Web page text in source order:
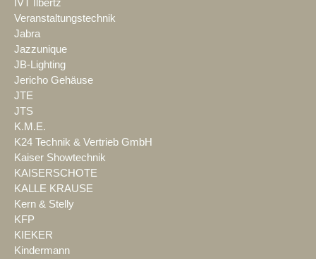
IVT Ilbertz
Veranstaltungstechnik
Jabra
Jazzunique
JB-Lighting
Jericho Gehäuse
JTE
JTS
K.M.E.
K24 Technik & Vertrieb GmbH
Kaiser Showtechnik
KAISERSCHOTE
KALLE KRAUSE
Kern & Stelly
KFP
KIEKER
Kindermann